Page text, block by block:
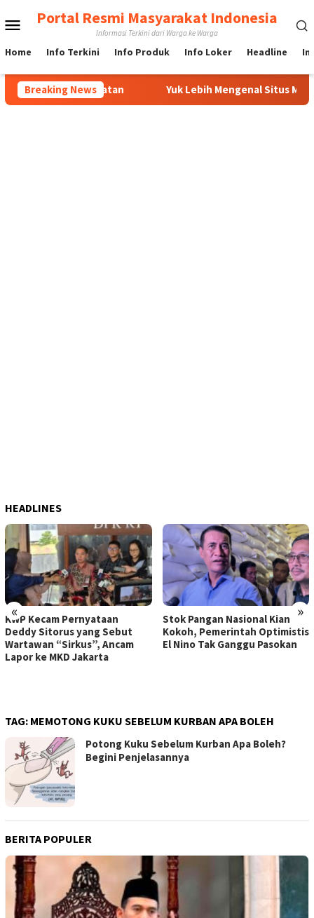
ke
Menu
Mobile
Portal Resmi Masyarakat Indonesia
Informasi Terkini dari Warga ke Warga
Home Info Terkini Info Produk Info Loker Headline
Breaking News
Tujuan Kejahatan Yuk Lebih Mengenal Situs Mobil
HEADLINES
« »
KWP Kecam Pernyataan
Deddy Sitorus yang Sebut
Wartawan “Sirkus”, Ancam
Lapor ke MKD Jakarta
Stok Pangan Nasional Kian
Kokoh, Pemerintah Optimistis
El Nino Tak Ganggu Pasokan
TAG: MEMOTONG KUKU SEBELUM KURBAN APA BOLEH
Potong Kuku Sebelum Kurban Apa Boleh?
Begini Penjelasannya
BERITA POPULER